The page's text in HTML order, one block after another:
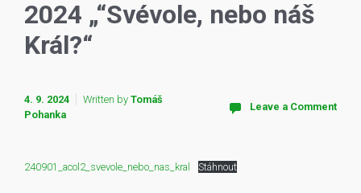
2024 „“Svévole, nebo náš
Král?“
4. 9. 2024 Written by Tomáš
Pohanka
Leave a Comment
240901_acol2_svevole_nebo_nas_kral Stáhnout